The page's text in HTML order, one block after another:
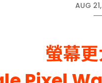
AUG
螢幕